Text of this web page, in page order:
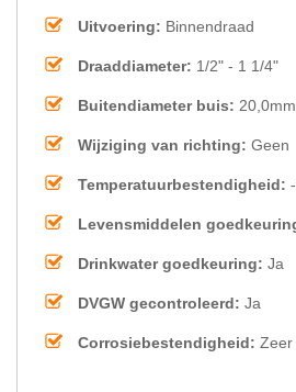
Uitvoering: Binnendraad
Draaddiameter: 1/2" - 1 1/4"
Buitendiameter buis:
Wijziging van richting: Geen
Temperatuurbestendigheid:
Levensmiddelen
Drinkwater goedkeuring: Ja
DVGW gecontroleerd: Ja
Corrosiebestendigheid: Zeer